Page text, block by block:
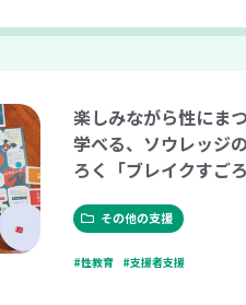
楽しみながら性にま
学べる、ソウレッジ
ろく「ブレイクすご
その他の支援
#性教育 #支援者支援